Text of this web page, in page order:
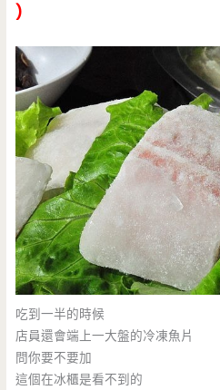
)
吃到一半的時候
店員還會端上一大盤的冷凍魚片
問你要不要加
這個在冰櫃是看不到的